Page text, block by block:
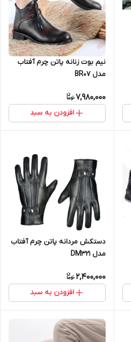
نیم بوت زنانه پاتن چرم آفتاب
مدل BR07
7,980,000
افزودن به سبد
دستکش مردانه پاتن چرم آفتاب
مدل DM321
2,400,000
افزودن به سبد